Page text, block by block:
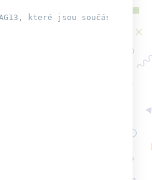
které jsou součástí